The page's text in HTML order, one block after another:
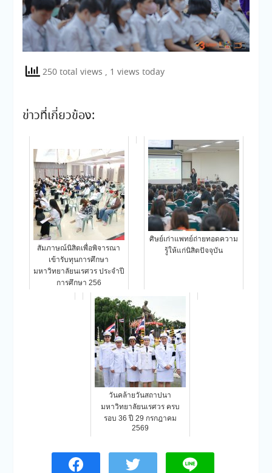
250 total views , 1 views today
ข่าวที่เกี่ยวข้อง:
สัมภาษณ์นิสิตเพื่อพิจารณา
เข้ารับทุนการศึกษา
มหาวิทยาลัยนเรศวร ประจำปี
การศึกษา 256
ศิษย์เก่าแพทย์ถ่ายทอดความ
รู้ให้แก่นิสิตปัจจุบัน
วันคล้ายวันสถาปนา
มหาวิทยาลัยนเรศวร ครบ
รอบ 36 ปี 29 กรกฎาคม
2569